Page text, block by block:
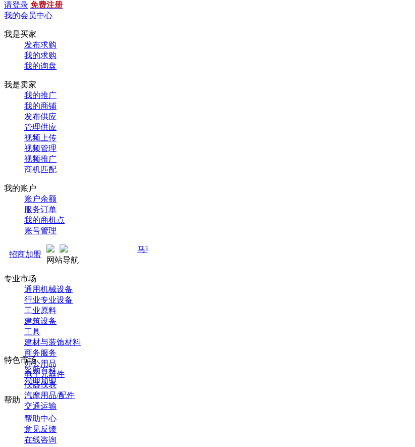
请登录 免费注册
我的会员中心
我是买家
发布求购
我的求购
我的询盘
我是卖家
我的推广
我的商铺
发布供应
管理供应
视频上传
视频管理
视频推广
商机匹配
我的账户
账户余额
服务订单
我的商机点
账号管理
招商加盟
马可直通车开启预售！全新推广 强势来袭！火热招商中... 先到先得 ！
网站导航
专业市场
通用机械设备
行业专业设备
工业原料
建筑设备
工具
建材与装饰材料
商务服务
办公用品
电子元器件
仪器仪表
汽摩用品/配件
交通运输
特色市场
采购百科
代理加盟
帮助
帮助中心
意见反馈
在线咨询